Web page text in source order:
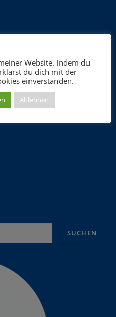
Website. Indem du
du dich mit der
einverstanden.
Ablehnen